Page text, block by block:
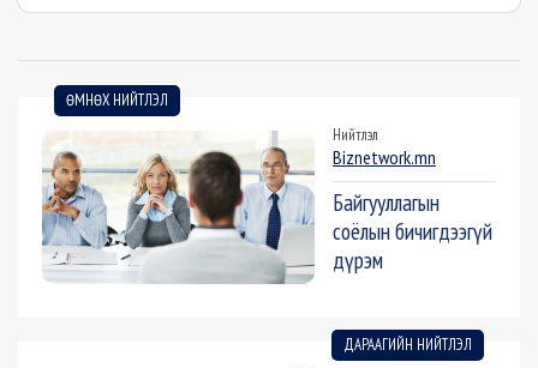
ӨМНӨХ НИЙТЛЭЛ
Нийтлэл
Biznetwork.mn
Байгууллагын
соёлын бичигдээгүй
дүрэм
ДАРААГИЙН НИЙТЛЭЛ